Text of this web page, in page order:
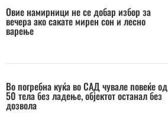
Овие намирници не се добар избор за
вечера ако сакате мирен сон и лесно
варење
Во погребна куќа во САД чувале повеќе од
50 тела без ладење, објектот останал без
дозвола